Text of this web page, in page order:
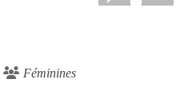
Féminines